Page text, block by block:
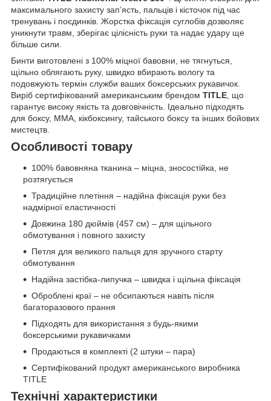
максимального захисту зап’ясть, пальців і кісточок під час
тренувань і поєдинків. Жорстка фіксація суглобів дозволяє
уникнути травм, зберігає цілісність руки та надає удару ще
більше сили.
Бинти виготовлені з 100% міцної бавовни, не тягнуться,
щільно облягають руку, швидко вбирають вологу та
подовжують термін служби ваших боксерських рукавичок.
Виріб сертифікований американським брендом TITLE , що
гарантує високу якість та довговічність. Ідеально підходять
для боксу, ММА, кікбоксингу, тайського боксу та інших бойових
мистецтв.
Особливості товару
100% бавовняна тканина – міцна, зносостійка, не
розтягується
Традиційне плетіння – надійна фіксація руки без
надмірної еластичності
Довжина 180 дюймів (457 см) – для щільного
обмотування і повного захисту
Петля для великого пальця для зручного старту
обмотування
Надійна застібка-липучка – швидка і щільна фіксація
Оброблені краї – не обсипаються навіть після
багаторазового прання
Підходять для використання з будь-якими
боксерськими рукавичками
Продаються в комплекті (2 штуки – пара)
Сертифікований продукт американського виробника
TITLE
Технічні характеристики